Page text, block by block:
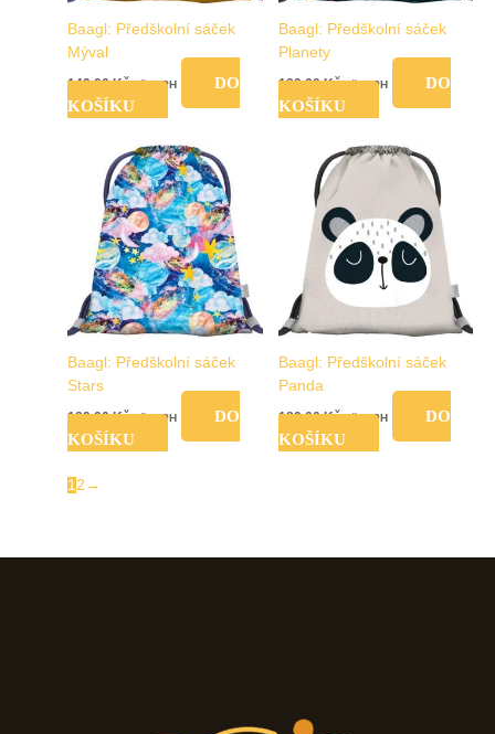
Baagl: Předškolní sáček
Mýval
149,00Kč vč. DPH
DO
KOŠÍKU
Baagl: Předškolní sáček
Planety
189,00Kč vč. DPH
DO
KOŠÍKU
Baagl: Předškolní sáček
Stars
189,00Kč vč. DPH
DO
KOŠÍKU
Baagl: Předškolní sáček
Panda
189,00Kč vč. DPH
DO
KOŠÍKU
12 →